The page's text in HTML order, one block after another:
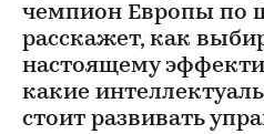
чемпион Европы по
расскажет, как
настоящему
какие
стоит развивать